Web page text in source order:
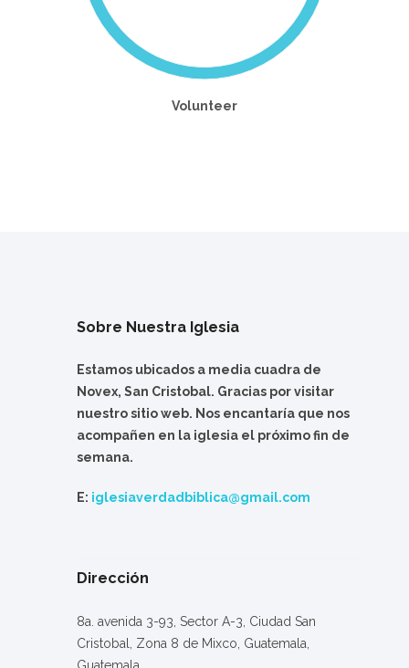
Volunteer
Sobre Nuestra Iglesia
Estamos ubicados a media cuadra de
Novex, San Cristobal. Gracias por visitar
nuestro sitio web. Nos encantaría que nos
acompañen en la iglesia el próximo fin de
semana.
E: iglesiaverdadbiblica@gmail.com
Dirección
8a. avenida 3-93, Sector A-3, Ciudad San
Cristobal, Zona 8 de Mixco, Guatemala,
Guatemala.